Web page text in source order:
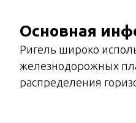
Основная
Ригель широко
железнодорожных
распределения